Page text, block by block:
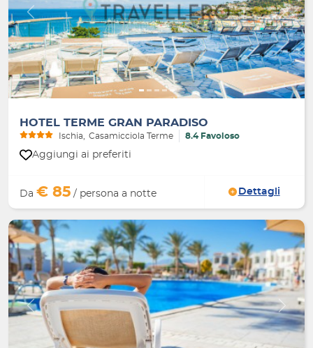
Indietro Avanti
HOTEL TERME GRAN PARADISO
Ischia Casamicciola Terme 8.4 Favoloso
Aggiungi ai preferiti
Da € 85 / persona a notte Dettagli
Indietro Avanti